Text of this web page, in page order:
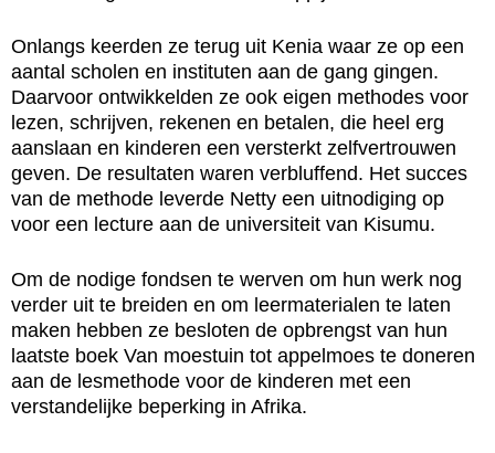
Onlangs keerden ze terug uit Kenia waar ze op een
aantal scholen en instituten aan de gang gingen.
Daarvoor ontwikkelden ze ook eigen methodes voor
lezen, schrijven, rekenen en betalen, die heel erg
aanslaan en kinderen een versterkt zelfvertrouwen
geven. De resultaten waren verbluffend. Het succes
van de methode leverde Netty een uitnodiging op
voor een lecture aan de universiteit van Kisumu.
Om de nodige fondsen te werven om hun werk nog
verder uit te breiden en om leermaterialen te laten
maken hebben ze besloten de opbrengst van hun
laatste boek Van moestuin tot appelmoes te doneren
aan de lesmethode voor de kinderen met een
verstandelijke beperking in Afrika.